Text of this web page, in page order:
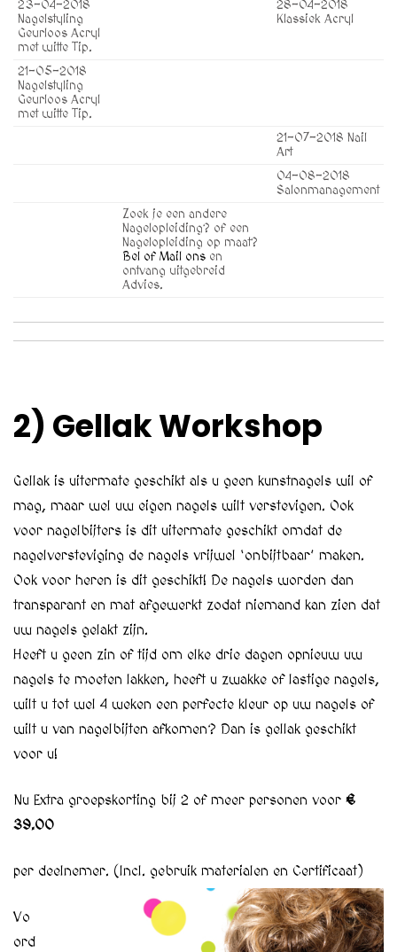
23-04-2018
Nagelstyling
Geurloos Acryl
met witte Tip.
28-04-2018
Klassiek Acryl
21-05-2018
Nagelstyling
Geurloos Acryl
met witte Tip.
21-07-2018 Nail
Art
04-08-2018
Salonmanagement
Zoek je een andere
Nagelopleiding? of een
Nagelopleiding op maat?
Bel of Mail ons en
ontvang uitgebreid
Advies.
2) Gellak Workshop
Gellak is uitermate geschikt als u geen kunstnagels wil of
mag, maar wel uw eigen nagels wilt verstevigen. Ook
voor nagelbijters is dit uitermate geschikt omdat de
nagelversteviging de nagels vrijwel ‘onbijtbaar’ maken.
Ook voor heren is dit geschikt! De nagels worden dan
transparant en mat afgewerkt zodat niemand kan zien dat
uw nagels gelakt zijn.
Heeft u geen zin of tijd om elke drie dagen opnieuw uw
nagels te moeten lakken, heeft u zwakke of lastige nagels,
wilt u tot wel 4 weken een perfecte kleur op uw nagels of
wilt u van nagelbijten afkomen? Dan is gellak geschikt
voor u!
Nu Extra groepskorting bij 2 of meer personen voor €
39.00
per deelnemer. (Incl. gebruik materialen en Certificaat)
Vo
ord